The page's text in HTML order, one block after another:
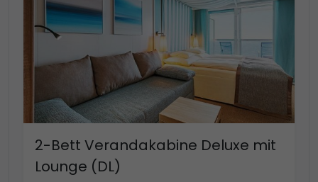
2-Bett Verandakabine Deluxe mit
Lounge (DL)